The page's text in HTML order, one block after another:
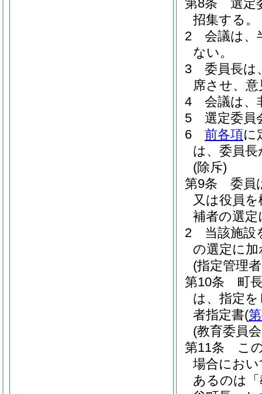
第8条
選定
招集する。
2
会議は、
ない。
3
委員長は
席させ、
4
会議は、
5
選定委員
6
前各項に
は、委員
(除斥)
第9条
委員
又は役員
補者の選
2
当該施設
の選定に
(指定管理
第10条
町
は、指定
者指定書(
(教育委員
第11条
こ
場合にお
あるのは